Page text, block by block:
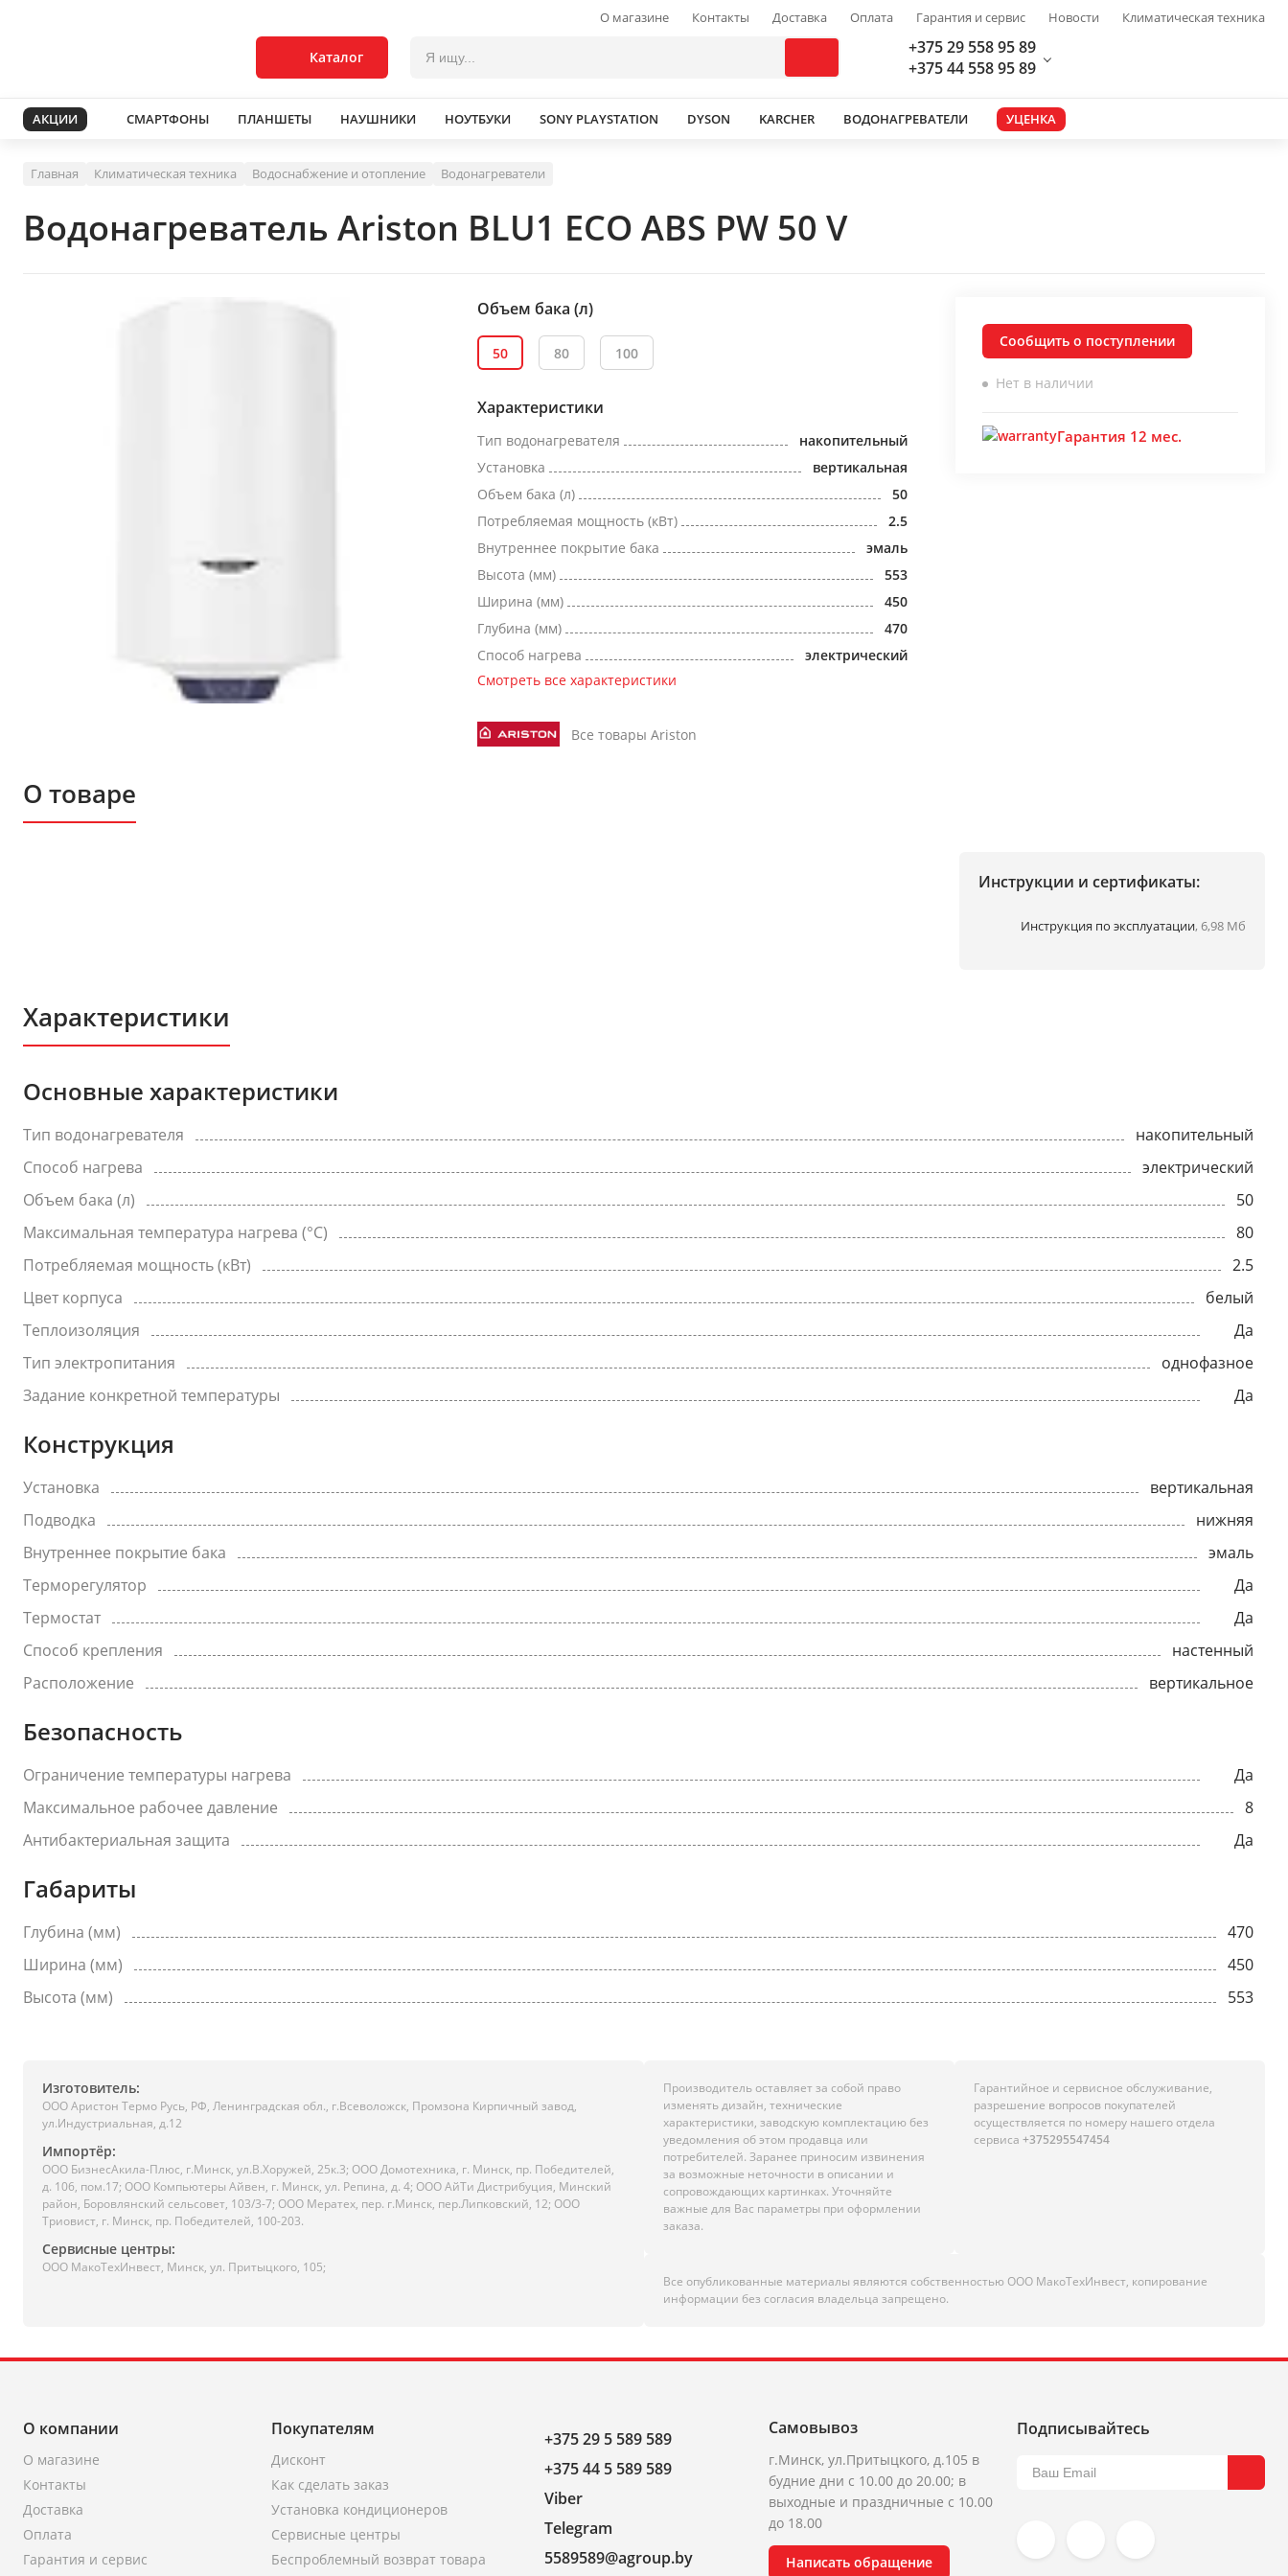
О магазине Контакты Доставка Оплата Гарантия и сервис Новости Климатическая техника
Каталог
+375 29 558 95 89
+375 44 558 95 89
АКЦИИ СМАРТФОНЫ ПЛАНШЕТЫ НАУШНИКИ НОУТБУКИ SONY PLAYSTATION DYSON KARCHER ВОДОНАГРЕВАТЕЛИ УЦЕНКА
Главная Климатическая техника Водоснабжение и отопление Водонагреватели
Водонагреватель Ariston BLU1 ECO ABS PW 50 V
Объем бака (л)
50 80 100
Характеристики
Тип водонагревателя
накопительный
Установка
вертикальная
Объем бака (л)
50
Потребляемая мощность (кВт)
2.5
Внутреннее покрытие бака
эмаль
Высота (мм)
553
Ширина (мм)
450
Глубина (мм)
470
Способ нагрева
электрический
Смотреть все характеристики
Все товары Ariston
Сообщить о поступлении
Нет в наличии
Гарантия 12 мес.
О товаре
Инструкции и сертификаты:
Инструкция по эксплуатации, 6,98 Мб
Характеристики
Основные характеристики
Тип водонагревателя
накопительный
Способ нагрева
электрический
Объем бака (л)
50
Максимальная температура нагрева (°C)
80
Потребляемая мощность (кВт)
2.5
Цвет корпуса
белый
Теплоизоляция
Да
Тип электропитания
однофазное
Задание конкретной температуры
Да
Конструкция
Установка
вертикальная
Подводка
нижняя
Внутреннее покрытие бака
эмаль
Терморегулятор
Да
Термостат
Да
Способ крепления
настенный
Расположение
вертикальное
Безопасность
Ограничение температуры нагрева
Да
Максимальное рабочее давление
8
Антибактериальная защита
Да
Габариты
Глубина (мм)
470
Ширина (мм)
450
Высота (мм)
553
Изготовитель:
ООО Аристон Термо Русь, РФ, Ленинградская обл., г.Всеволожск, Промзона Кирпичный завод,
ул.Индустриальная, д.12
Импортёр:
ООО БизнесАкила-Плюc, г.Минск, ул.В.Хоружей, 25к.3; ООО Домотехника, г. Минск, пр. Победителей,
д. 106, пом.17; ООО Компьютеры Айвен, г. Минск, ул. Репина, д. 4; ООО АйТи Дистрибуция, Минский
район, Боровлянский сельсовет, 103/3-7; ООО Мератех, пер. г.Минск, пер.Липковский, 12; ООО
Триовист, г. Минск, пр. Победителей, 100-203.
Сервисные центры:
ООО МакоТехИнвест, Минск, ул. Притыцкого, 105;
Производитель оставляет за собой право
изменять дизайн, технические
характеристики, заводскую комплектацию без
уведомления об этом продавца или
потребителей. Заранее приносим извинения
за возможные неточности в описании и
сопровождающих картинках. Уточняйте
важные для Вас параметры при оформлении
заказа.
Гарантийное и сервисное обслуживание,
разрешение вопросов покупателей
осуществляется по номеру нашего отдела
сервиса +375295547454
Все опубликованные материалы являются собственностью ООО МакоТехИнвест, копирование
информации без согласия владельца запрещено.
О компании
О магазине
Контакты
Доставка
Оплата
Гарантия и сервис
Покупателям
Дисконт
Как сделать заказ
Установка кондиционеров
Сервисные центры
Беспроблемный возврат товара
+375 29 5 589 589
+375 44 5 589 589
Viber
Telegram
5589589@agroup.by
Самовывоз
г.Минск, ул.Притыцкого, д.105 в
будние дни с 10.00 до 20.00; в
выходные и праздничные с 10.00
до 18.00
Написать обращение
Подписывайтесь